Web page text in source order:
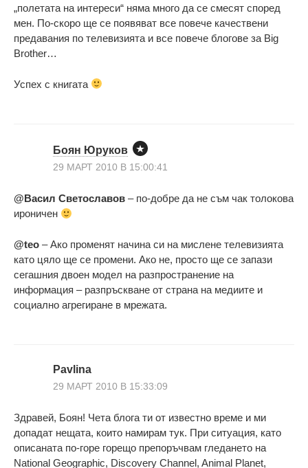
„полетата на интереси“ няма много да се смесят според
мен. По-скоро ще се появяват все повече качествени
предавания по телевизията и все повече блогове за Big
Brother…
Успех с книгата
Боян Юруков
29 МАРТ 2010 В 15:00:41
@Васил Светославов – по-добре да не съм чак толокова
ироничен
@teo – Ако променят начина си на мислене телевизията
като цяло ще се промени. Ако не, просто ще се запази
сегашния двоен модел на разпространение на
информация – разпръскване от страна на медиите и
социално агрегиране в мрежата.
Pavlina
29 МАРТ 2010 В 15:33:09
Здравей, Боян! Чета блога ти от известно време и ми
допадат нещата, които намирам тук. При ситуация, като
описаната по-горе горещо препоръчвам гледането на
National Geographic, Discovery Channel, Animal Planet,